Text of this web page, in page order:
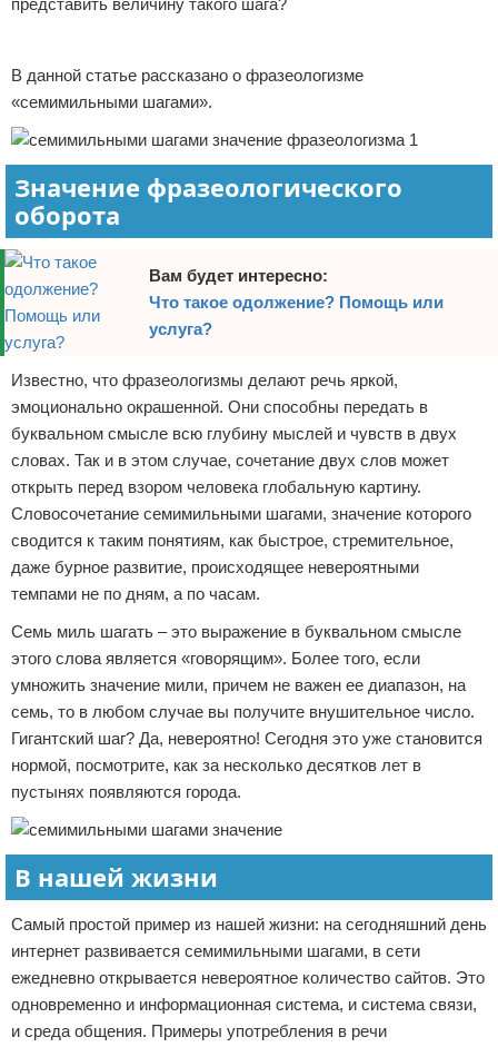
представить величину такого шага?
В данной статье рассказано о фразеологизме
«семимильными шагами».
Значение фразеологического
оборота
Вам будет интересно:
Что такое одолжение? Помощь или
услуга?
Известно, что фразеологизмы делают речь яркой,
эмоционально окрашенной. Они способны передать в
буквальном смысле всю глубину мыслей и чувств в двух
словах. Так и в этом случае, сочетание двух слов может
открыть перед взором человека глобальную картину.
Словосочетание семимильными шагами, значение которого
сводится к таким понятиям, как быстрое, стремительное,
даже бурное развитие, происходящее невероятными
темпами не по дням, а по часам.
Семь миль шагать – это выражение в буквальном смысле
этого слова является «говорящим». Более того, если
умножить значение мили, причем не важен ее диапазон, на
семь, то в любом случае вы получите внушительное число.
Гигантский шаг? Да, невероятно! Сегодня это уже становится
нормой, посмотрите, как за несколько десятков лет в
пустынях появляются города.
В нашей жизни
Самый простой пример из нашей жизни: на сегодняшний день
интернет развивается семимильными шагами, в сети
ежедневно открывается невероятное количество сайтов. Это
одновременно и информационная система, и система связи,
и среда общения. Примеры употребления в речи